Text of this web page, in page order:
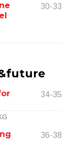
30-33
34-35
36-38